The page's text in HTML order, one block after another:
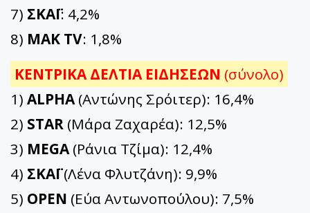
7) ΣΚΑΪ: 4,2%
8) ΜΑΚ TV: 1,8%
ΚΕΝΤΡΙΚΑ ΔΕΛΤΙΑ ΕΙΔΗΣΕΩΝ (σύνολο)
1) ALPHA(Αντώνης Σρόιτερ): 16,4%
2) STAR (Μάρα Ζαχαρέα): 12,5%
3) MEGA(Ράνια Τζίμα): 12,4%
4) ΣΚΑΪ(Λένα Φλυτζάνη): 9,9%
5) OPEN (Εύα Αντωνοπούλου): 7,5%